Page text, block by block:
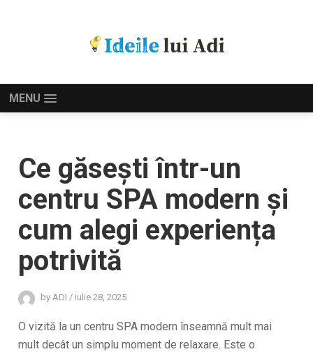
MENU
Ce găsești într-un
centru SPA modern și
cum alegi experiența
potrivită
byADI / iulie 28, 2025
O vizită la un centru SPA modern înseamnă mult mai
mult decât un simplu moment de relaxare. Este o